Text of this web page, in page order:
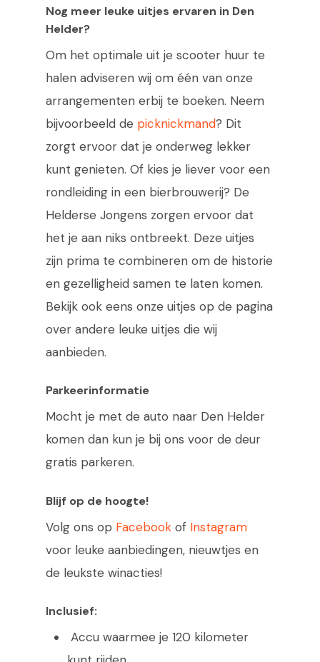
Nog meer leuke uitjes ervaren in Den
Helder?
Om het optimale uit je scooter huur te
halen adviseren wij om één van onze
arrangementen erbij te boeken. Neem
bijvoorbeeld de picknickmand? Dit
zorgt ervoor dat je onderweg lekker
kunt genieten. Of kies je liever voor een
rondleiding in een bierbrouwerij? De
Helderse Jongens zorgen ervoor dat
het je aan niks ontbreekt. Deze uitjes
zijn prima te combineren om de historie
en gezelligheid samen te laten komen.
Bekijk ook eens onze uitjes op de pagina
over andere leuke uitjes die wij
aanbieden.
Parkeerinformatie
Mocht je met de auto naar Den Helder
komen dan kun je bij ons voor de deur
gratis parkeren.
Blijf op de hoogte!
Volg ons op Facebook of Instagram
voor leuke aanbiedingen, nieuwtjes en
de leukste winacties!
Inclusief:
Accu waarmee je 120 kilometer